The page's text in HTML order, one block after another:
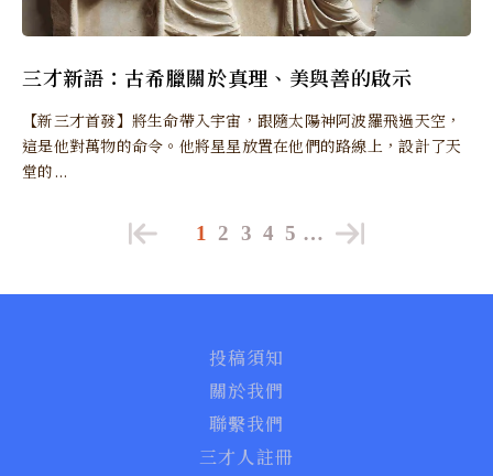
三才新語：古希臘關於真理、美與善的啟示
【新三才首發】將生命帶入宇宙，跟隨太陽神阿波羅飛過天空，
這是他對萬物的命令。他將星星放置在他們的路線上，設計了天
堂的...
1 2 3 4 5 …
投稿須知
關於我們
聯繫我們
三才人註冊